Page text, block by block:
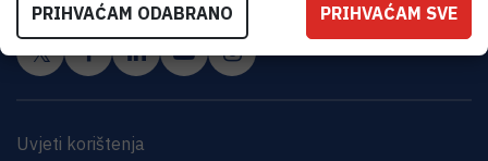
Uvjeti korištenja
PRIHVAĆAM ODABRANO PRIHVAĆAM SVE